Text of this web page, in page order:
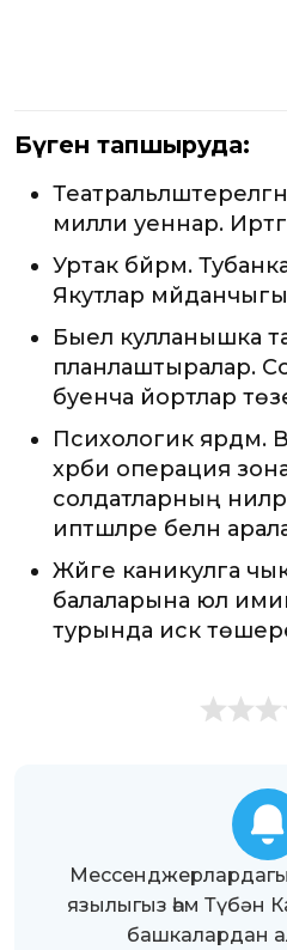
Бүген тапшыруда:
милли уеннар.
Уртак бәйрәм.
Якутлар
Быел кулланышка
планлаштыралар.
буенча йортлар
Психологик ярдәм.
хәрби операция
солдатларның
иптәшләре белән
Жәйге каникулга
балаларына юл
турында искә
язылыгыз һәм Түбән
башкалардан